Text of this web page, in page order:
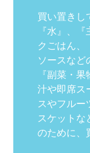
買い置きし
『水』、
クごはん、
ソースなど
『副菜・
汁や即席ス
スやフルー
スケットな
のために、